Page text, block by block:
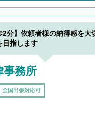
2分】依頼者様の納得感を大
目指します
事務所
全国出張対応可